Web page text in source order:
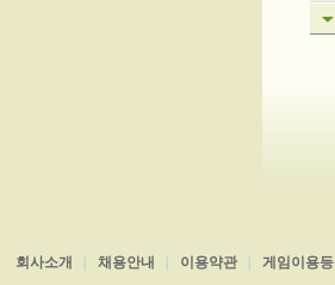
회사소개 채용안내 이용약관
게임이용